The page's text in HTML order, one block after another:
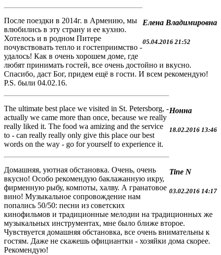
Елена Владимировна
05.04.2016 21:52
После поездки в 2014г. в Армению, мы
влюбились в эту страну и ее кухню.
Хотелось и в родном Питере
почувствовать тепло и гостеприимство -
удалось! Как в очень хорошем доме, где
любят принимать гостей, все очень достойно и вкусно.
Спасибо, даст Бог, придем ещё в гости. И всем рекомендую!
P.S. были 04.02.16.
Нонна
18.02.2016 13:46
The ultimate best place we visited in St. Petersborg, -
actually we came more than once, because we really
really liked it. The food wa amizing and the service
to - can really really only give this place our best
words on the way - go for yourself to experience it.
Tine N
03.02.2016 14:17
Домашняя, уютная обстановка. Очень, очень
вкусно! Особо рекомендую баклажанную икру,
фирменную рыбу, компоты, халву. А гранатовое
вино! Музыкальное сопровождение нам
попались 50/50: песни из советских
кинофильмов и традиционные мелодии на традиционных же
музыкальных инструментах, мне было ближе второе.
Чувствуется домашняя обстановка, все очень внимательны к
гостям. Даже не скажешь официантки - хозяйки дома скорее.
Рекомендую!